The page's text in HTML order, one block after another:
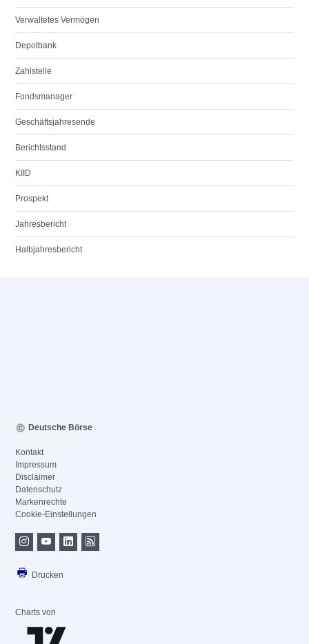
Verwaltetes Vermögen
Depotbank
Zahlstelle
Fondsmanager
Geschäftsjahresende
Berichtsstand
KIID
Prospekt
Jahresbericht
Halbjahresbericht
Deutsche Börse
Kontakt
Impressum
Disclaimer
Datenschutz
Markenrechte
Cookie-Einstellungen
Drucken
Charts von